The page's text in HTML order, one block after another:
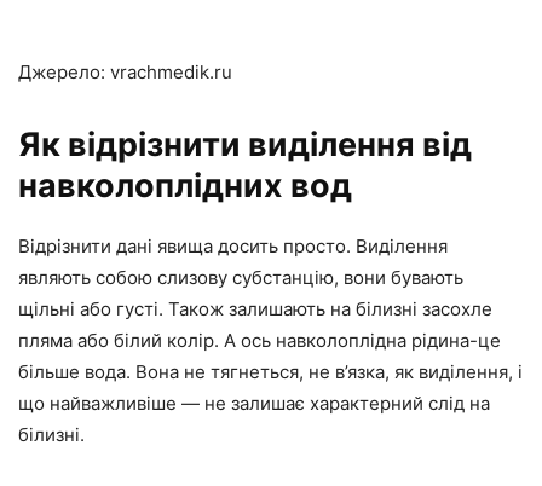
Джерело: vrachmedik.ru
Як відрізнити виділення від
навколоплідних вод
Відрізнити дані явища досить просто. Виділення
являють собою слизову субстанцію, вони бувають
щільні або густі. Також залишають на білизні засохле
пляма або білий колір. А ось навколоплідна рідина-це
більше вода. Вона не тягнеться, не в’язка, як виділення, і
що найважливіше — не залишає характерний слід на
білизні.